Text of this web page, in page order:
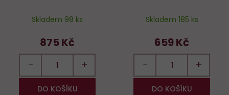
Skladem 98 ks
875 Kč
− +
DO KOŠÍKU
Skladem 185 ks
659 Kč
− +
DO KOŠÍKU